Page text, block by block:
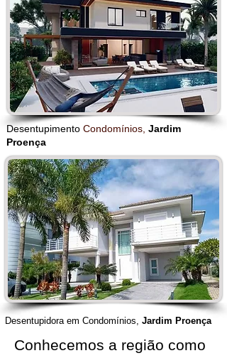
Desentupimento Condomínios, Jardim
Proença
Desentupidora em Condomínios, Jardim Proença
Conhecemos a região como